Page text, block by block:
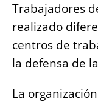
Trabajadores
realizado
centros de
la defensa de
La